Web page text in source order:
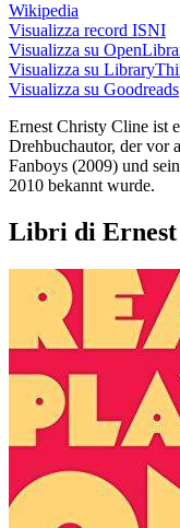
Wikipedia
Visualizza record ISNI
Visualizza su
Visualizza su
Visualizza su Goodreads
Ernest Christy Cline ist
Drehbuchautor, der vor
Fanboys (2009) und
2010 bekannt wurde.
Libri di Ernest